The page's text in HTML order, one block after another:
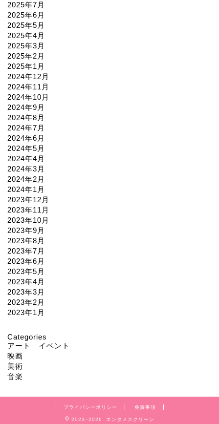
2025年7月
2025年6月
2025年5月
2025年4月
2025年3月
2025年2月
2025年1月
2024年12月
2024年11月
2024年10月
2024年9月
2024年8月
2024年7月
2024年6月
2024年5月
2024年4月
2024年3月
2024年2月
2024年1月
2023年12月
2023年11月
2023年10月
2023年9月
2023年8月
2023年7月
2023年6月
2023年5月
2023年4月
2023年3月
2023年2月
2023年1月
Categories
アート イベント
映画
美術
音楽
プライバシーポリシー 免責事項
2023–2026 エンタメスクリーン